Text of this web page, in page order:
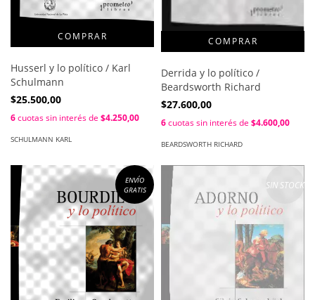
Husserl y lo político / Karl
Schulmann
$25.500,00
6cuotas sin interés de $4.250,00
SCHULMANN KARL
Derrida y lo político /
Beardsworth Richard
$27.600,00
6cuotas sin interés de $4.600,00
BEARDSWORTH RICHARD
ENVÍO
GRATIS
SIN STOCK